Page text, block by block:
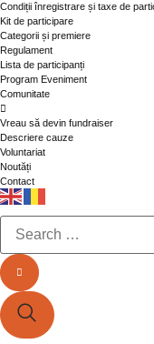
Condiții înregistrare și taxe de
Kit de participare
Categorii și premiere
Regulament
Lista de participanți
Program Eveniment
Comunitate
Vreau să devin fundraiser
Descriere cauze
Voluntariat
Noutăți
Contact